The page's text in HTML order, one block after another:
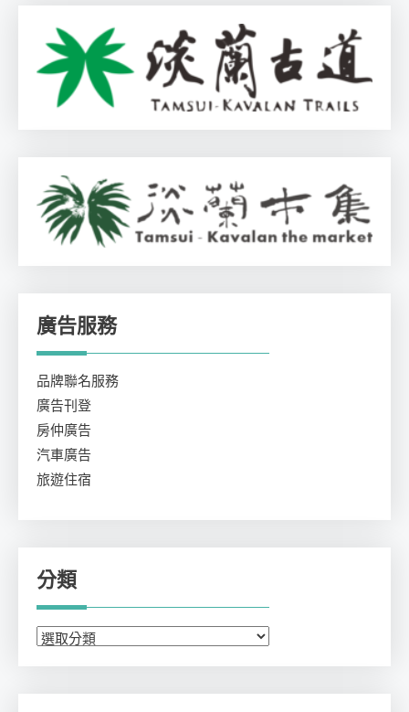
廣告服務
品牌聯名服務
廣告刊登
房仲廣告
汽車廣告
旅遊住宿
分類
分